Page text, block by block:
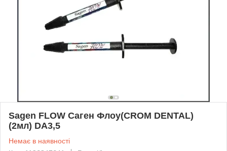
Sagen FLOW Саген Флоу(CROM DENTAL)
(2мл) DA3,5
Немає в наявності